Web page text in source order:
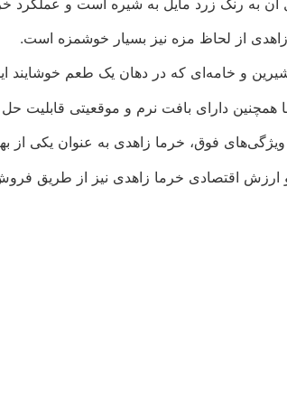
از لحاظ مزه نیز بسیار خوشمزه است.
و خامه‌ای که در دهان یک طعم خوشایند
همچنین دارای بافت نرم و موقعیتی قابلیت
فوق، خرما زاهدی به عنوان یکی از
ارزش اقتصادی خرما زاهدی نیز از طریق